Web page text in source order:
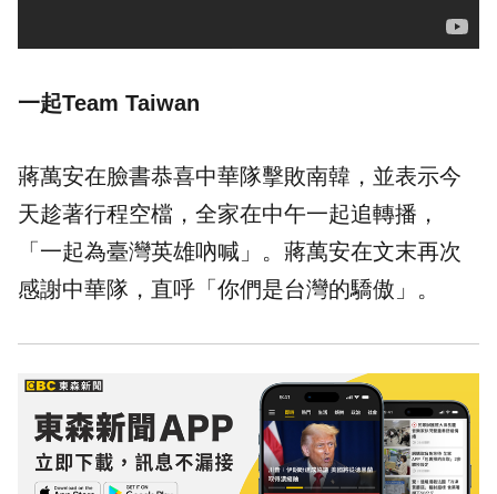
一起Team Taiwan
蔣萬安在臉書恭喜中華隊擊敗南韓，並表示今
天趁著行程空檔，全家在中午一起追轉播，
「一起為臺灣英雄吶喊」。蔣萬安在文末再次
感謝中華隊，直呼「你們是台灣的驕傲」。